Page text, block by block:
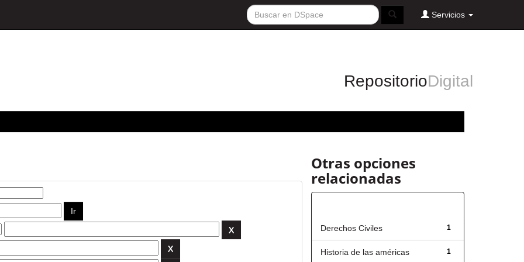
Servicios
RepositorioDigital
Otras opciones
relacionadas
1
Derechos Civiles
1
Historia de las américas